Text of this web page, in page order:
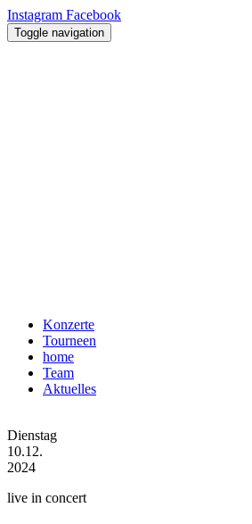
Instagram Facebook
Toggle navigation
Konzerte
Tourneen
home
Team
Aktuelles
Dienstag
10.12.
2024
live in concert